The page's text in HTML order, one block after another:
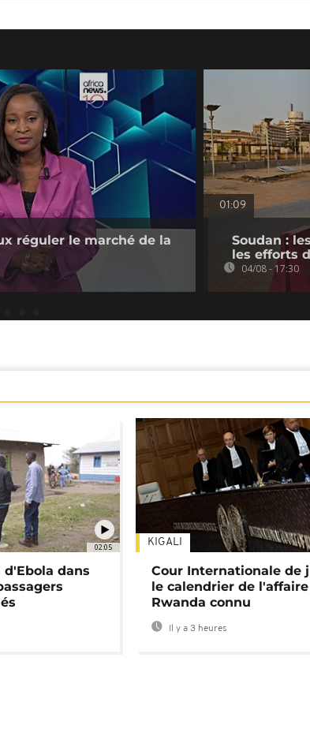
réguler le marché de la
01:09
Soudan :
les efforts
04/08 - 17:30
02:05
d'Ebola dans
KIGALI
Cour Internationale de
le calendrier de l'affaire
Rwanda connu
Il y a 3 heures